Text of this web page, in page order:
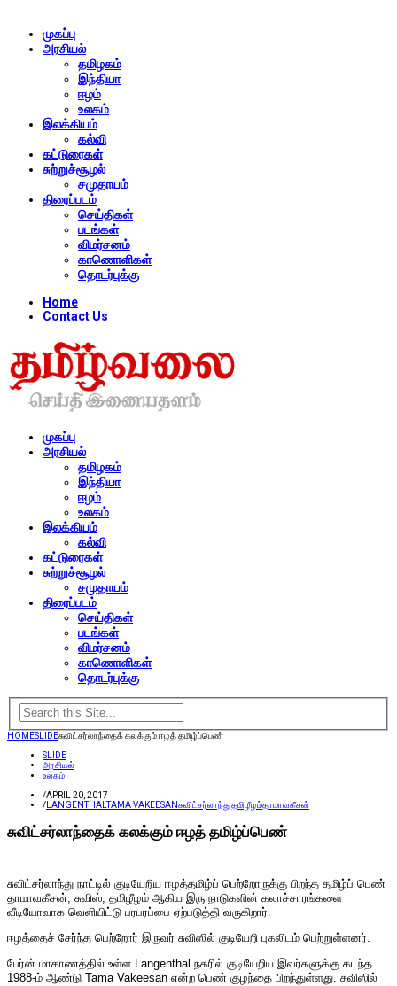
முகப்பு
அரசியல்
தமிழகம்
இந்தியா
ஈழம்
உலகம்
இலக்கியம்
கல்வி
கட்டுரைகள்
சுற்றுச்சூழல்
சமுதாயம்
திரைப்படம்
செய்திகள்
படங்கள்
விமர்சனம்
காணொளிகள்
தொடர்புக்கு
Home
Contact Us
முகப்பு
அரசியல்
தமிழகம்
இந்தியா
ஈழம்
உலகம்
இலக்கியம்
கல்வி
கட்டுரைகள்
சுற்றுச்சூழல்
சமுதாயம்
திரைப்படம்
செய்திகள்
படங்கள்
விமர்சனம்
காணொளிகள்
தொடர்புக்கு
HOMESLIDEசுவிட்சர்லாந்தைக் கலக்கும் ஈழத் தமிழ்ப்பெண்
SLIDE
அரசியல்
உலகம்
/APRIL 20, 2017
/ LANGENTHALTAMA VAKEESANசுவிட்சர்லாந்துதமிழீழம்தாமாவகீசன்
சுவிட்சர்லாந்தைக் கலக்கும் ஈழத் தமிழ்ப்பெண்
சுவிட்சர்லாந்து நாட்டில் குடியேறிய ஈழத்தமிழ்ப் பெற்றோருக்கு பிறந்த தமிழ்ப் பெண்
தாமாவகீசன், சுவிஸ், தமிழீழம் ஆகிய இரு நாடுகளின் கலாச்சாரங்களை
வீடியோவாக வெளியிட்டு பரபரப்பை ஏற்படுத்தி வருகிறார்.
ஈழத்தைச் சேர்ந்த பெற்றோர் இருவர் சுவிஸில் குடியேறி புகலிடம் பெற்றுள்ளனர்.
பேர்ன் மாகாணத்தில் உள்ள Langenthal நகரில் குடியேறிய இவர்களுக்கு கடந்த
1988-ம் ஆண்டு Tama Vakeesan என்ற பெண் குழந்தை பிறந்துள்ளது. சுவிஸில்